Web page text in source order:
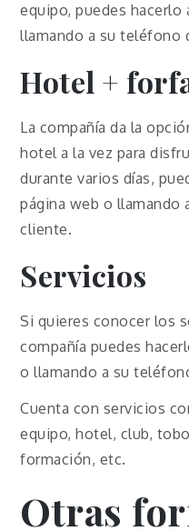
equipo, puedes hacerlo
llamando a su teléfono
Hotel +
La compañía da la
hotel a la vez para
durante varios días,
página web o llamando
cliente.
Servicios
Si quieres conocer los
compañía puedes
o llamando a su
Cuenta con servicios
equipo, hotel, club,
formación, etc.
Otras